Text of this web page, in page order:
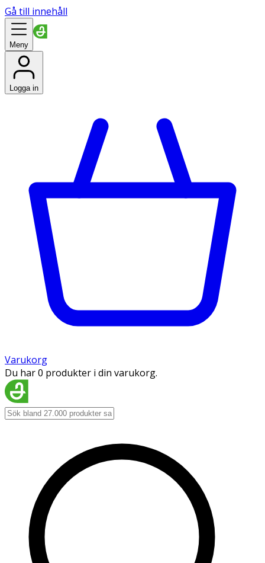
Gå till innehåll
Meny
Logga in
Varukorg
Du har 0 produkter i din varukorg.